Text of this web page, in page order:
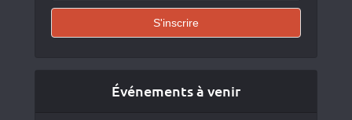
Événements à venir